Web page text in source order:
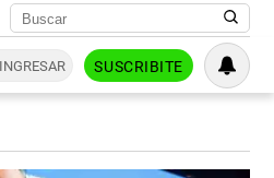
INGRESAR SUSCRIBITE